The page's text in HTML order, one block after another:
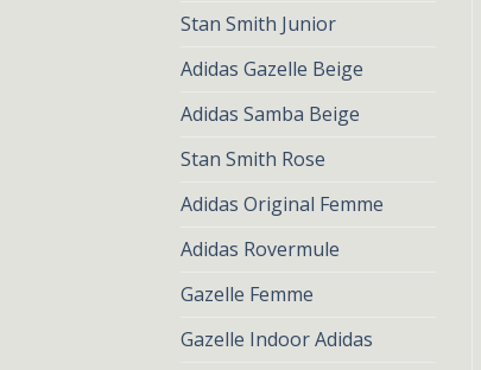
Stan Smith Junior
Adidas Gazelle Beige
Adidas Samba Beige
Stan Smith Rose
Adidas Original Femme
Adidas Rovermule
Gazelle Femme
Gazelle Indoor Adidas